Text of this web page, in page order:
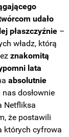
udało
płaszczyźnie –
władz, którą
znakomitą
lata
absolutnie
dosłownie
Netfliksa
że postawili
których cyfrowa